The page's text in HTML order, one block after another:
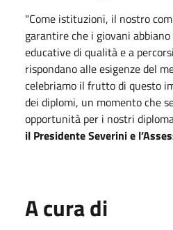
"Come istituzioni, il nostro
garantire che i giovani
educative di qualità e a
rispondano alle esigenze del
celebriamo il frutto di questo
dei diplomi, un momento che
opportunità per i nostri
il Presidente Severini e
A cura di